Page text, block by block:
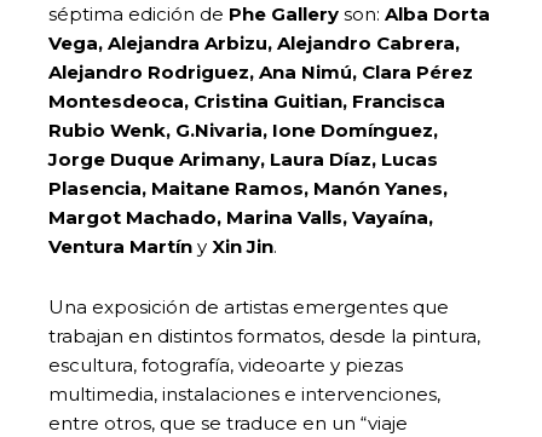
séptima edición de Phe Gallery son: Alba Dorta
Vega, Alejandra Arbizu, Alejandro Cabrera,
Alejandro Rodriguez, Ana Nimú, Clara Pérez
Montesdeoca, Cristina Guitian, Francisca
Rubio Wenk, G.Nivaria, Ione Domínguez,
Jorge Duque Arimany, Laura Díaz, Lucas
Plasencia, Maitane Ramos, Manón Yanes,
Margot Machado, Marina Valls, Vayaína,
Ventura Martín y Xin Jin.
Una exposición de artistas emergentes que
trabajan en distintos formatos, desde la pintura,
escultura, fotografía, videoarte y piezas
multimedia, instalaciones e intervenciones,
entre otros, que se traduce en un “viaje